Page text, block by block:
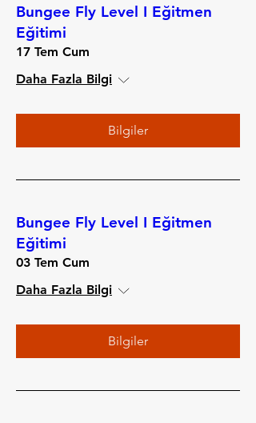
Bungee Fly Level I Eğitmen
Eğitimi
17 Tem Cum
Daha Fazla Bilgi
Bilgiler
Bungee Fly Level I Eğitmen
Eğitimi
03 Tem Cum
Daha Fazla Bilgi
Bilgiler